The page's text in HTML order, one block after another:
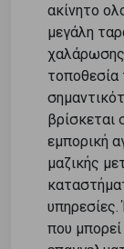
ακίνητο
μεγάλη
χαλάρωσης
τοποθεσία
βρίσκεται
εμπορική
μαζικής
υπηρεσίες.
που μπορεί